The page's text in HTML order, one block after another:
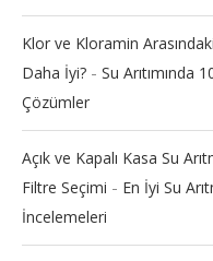
Klor ve Kloramin
Daha İyi? - Su Arıtımında
Çözümler
Açık ve Kapalı Kasa Su
Filtre Seçimi - En İyi Su
İncelemeleri